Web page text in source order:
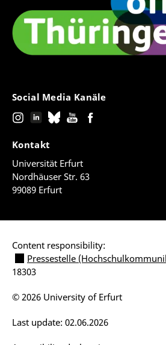
Social Media Kanäle
Kontakt
Universität Erfurt
Nordhäuser Str. 63
99089 Erfurt
Content responsibility:
Pressestelle
18303
Last update: 02.06.2026
© 2026 University of Erfurt